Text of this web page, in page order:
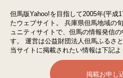
但馬版Yahoo!を目指して2005年(平成
たウェブサイト。
兵庫県但馬地域の
ュニティサイトで、 但馬の情報発信
す。
運営は公益財団法人但馬ふるさ
当サイトに掲載されたい情報は下記よ
掲載お申し